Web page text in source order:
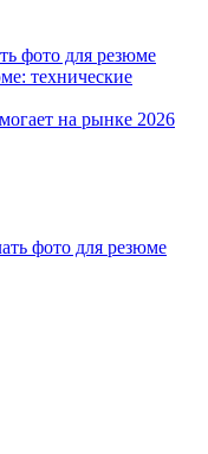
фото для резюме
технические
на рынке 2026
фото для резюме